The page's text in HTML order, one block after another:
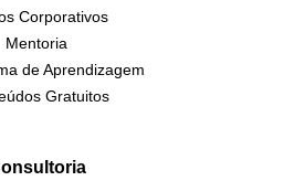
Corporativos
Mentoria
de Aprendizagem
Gratuitos